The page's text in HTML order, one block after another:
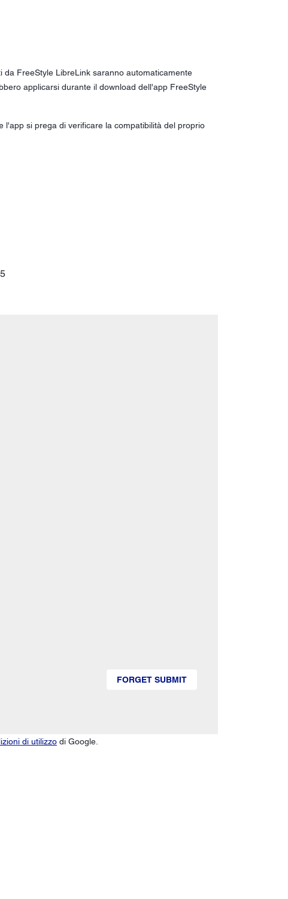
da FreeStyle LibreLink saranno automaticamente
applicarsi durante il download dell'app FreeStyle
l'app si prega di verificare la compatibilità del proprio
FORGET SUBMIT
di utilizzo di Google.